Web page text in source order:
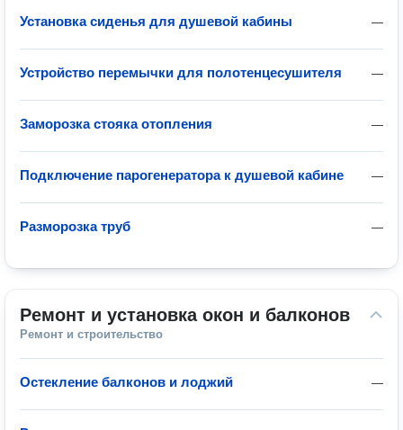
—
Установка сиденья для душевой кабины
—
Устройство перемычки для полотенцесушителя
—
Заморозка стояка отопления
—
Подключение парогенератора к душевой кабине
—
Разморозка труб
Ремонт и установка окон и балконов
Ремонт и строительство
—
Остекление балконов и лоджий